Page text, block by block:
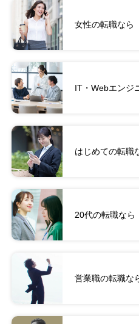
女性の転職なら
IT・Webエンジ
はじめての転職
20代の転職なら
営業職の転職な